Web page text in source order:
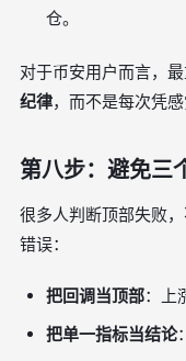
仓。
对于币安用户而言，
纪律，而不是每次凭感
第八步：避免三
很多人判断顶部失败
错误：
把回调当顶部：上
把单一指标当结论